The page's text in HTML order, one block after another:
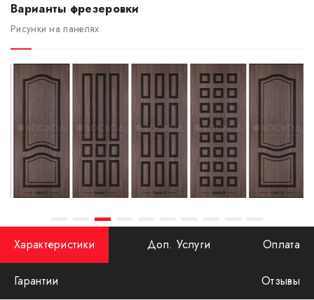
Варианты фрезеровки
Рисунки на панелях
Характеристики Доп. Услуги Оплата
Гарантии Отзывы